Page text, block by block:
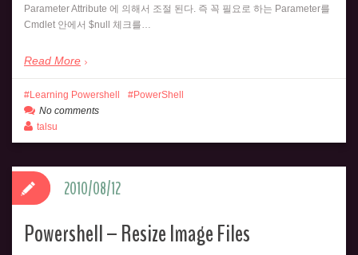
Parameter Attribute 에 의해서 조절 된다. 즉 꼭 필요로 하는 Parameter를
Cmdlet 안에서 $null 체크를…
Read More
Learning Powershell
PowerShell
No comments
talsu
Powershell – Resize Image Files
2010/08/12